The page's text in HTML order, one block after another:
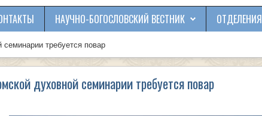
НАУЧНО-БОГОСЛОВСКИЙ ВЕСТНИК ОТДЕЛЕНИЯ
требуется повар
духовной семинарии требуется повар